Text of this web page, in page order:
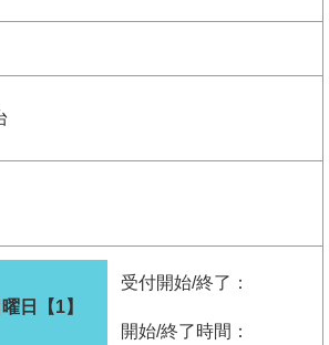
曜日【1】
受付開始/終了：
開始/終了時間：